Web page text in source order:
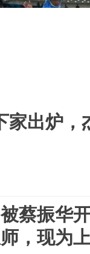
家出炉，
蔡振华
，现为